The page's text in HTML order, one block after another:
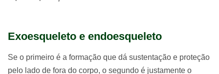
Exoesqueleto e endoesqueleto
Se o primeiro é a formação que dá sustentação e proteção
pelo lado de fora do corpo, o segundo é justamente o